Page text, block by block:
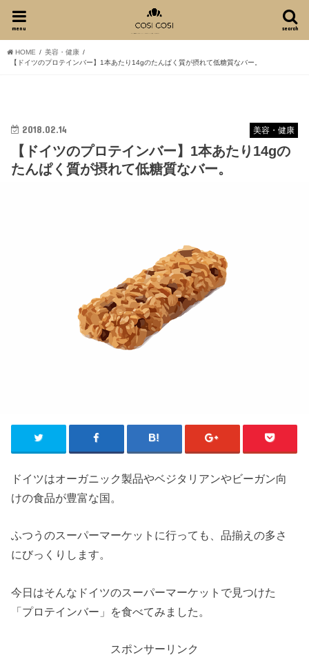
search
menu
HOME
美容・健康
【ドイツのプロテインバー】1本あたり14gのたんぱく質が摂れて低糖質なバー。
美容・健康
2018.02.14
【ドイツのプロテインバー】1本あたり14gの
たんぱく質が摂れて低糖質なバー。
ドイツはオーガニック製品やベジタリアンやビーガン向
けの食品が豊富な国。
ふつうのスーパーマーケットに行っても、品揃えの多さ
にびっくりします。
今日はそんなドイツのスーパーマーケットで見つけた
「プロテインバー」を食べてみました。
スポンサーリンク